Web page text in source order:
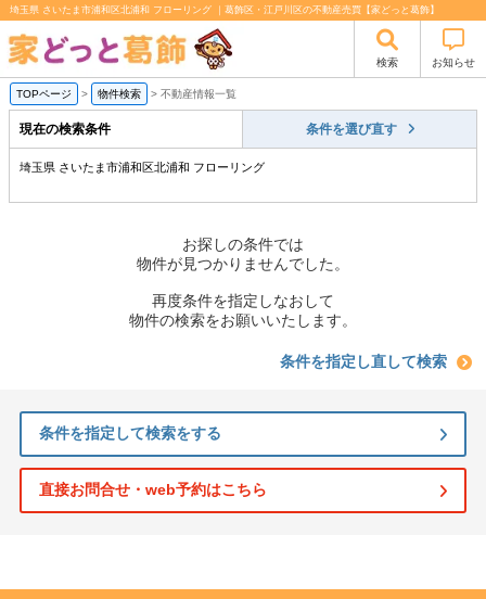
埼玉県 さいたま市浦和区北浦和 フローリング ｜葛飾区・江戸川区の不動産売買【家どっと葛飾】
検索 お知らせ
TOPページ > 物件検索 > 不動産情報一覧
現在の検索条件 条件を選び直す
埼玉県 さいたま市浦和区北浦和 フローリング
お探しの条件では
物件が見つかりませんでした。
再度条件を指定しなおして
物件の検索をお願いいたします。
条件を指定し直して検索
条件を指定して検索をする
直接お問合せ・web予約はこちら